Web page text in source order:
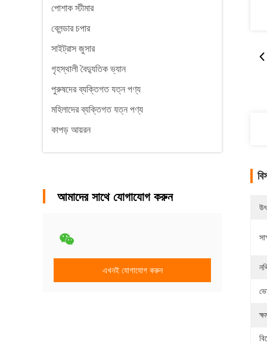
পোশাক স্টীমার
ব্লেন্ডার চপার
সাইট্রাস জুসার
গৃহস্থালী বৈদ্যুতিক ভ্যান
পুরুষদের ব্যক্তিগত যত্ন পণ্য
মহিলাদের ব্যক্তিগত যত্ন পণ্য
কাপড় আয়রন
আমাদের সাথে যোগাযোগ করুন
এখনই যোগাযোগ করুন